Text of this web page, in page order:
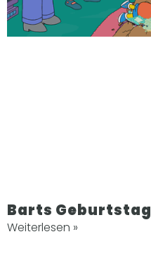
Barts Geburtstag
Weiterlesen »